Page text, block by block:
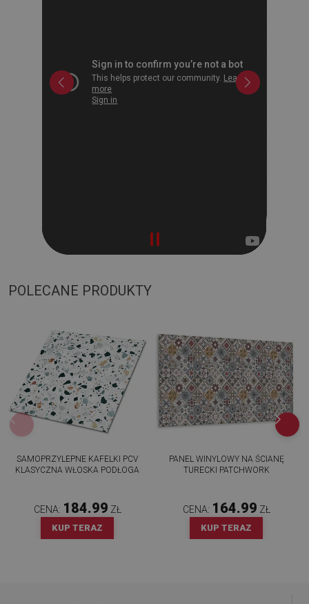
POLECANE PRODUKTY
SAMOPRZYLEPNE KAFELKI PCV
KLASYCZNA WŁOSKA PODŁOGA
CENA: 184.99 ZŁ
KUP TERAZ
PANEL WINYLOWY NA ŚCIANĘ
TURECKI PATCHWORK
CENA: 164.99 ZŁ
KUP TERAZ